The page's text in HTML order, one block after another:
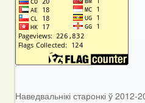
Наведвальнікі старонкі ў 2012-